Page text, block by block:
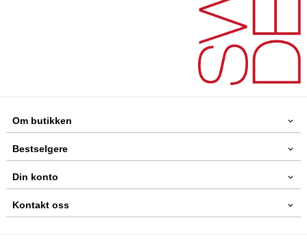
Om butikken
Bestselgere
Din konto
Kontakt oss